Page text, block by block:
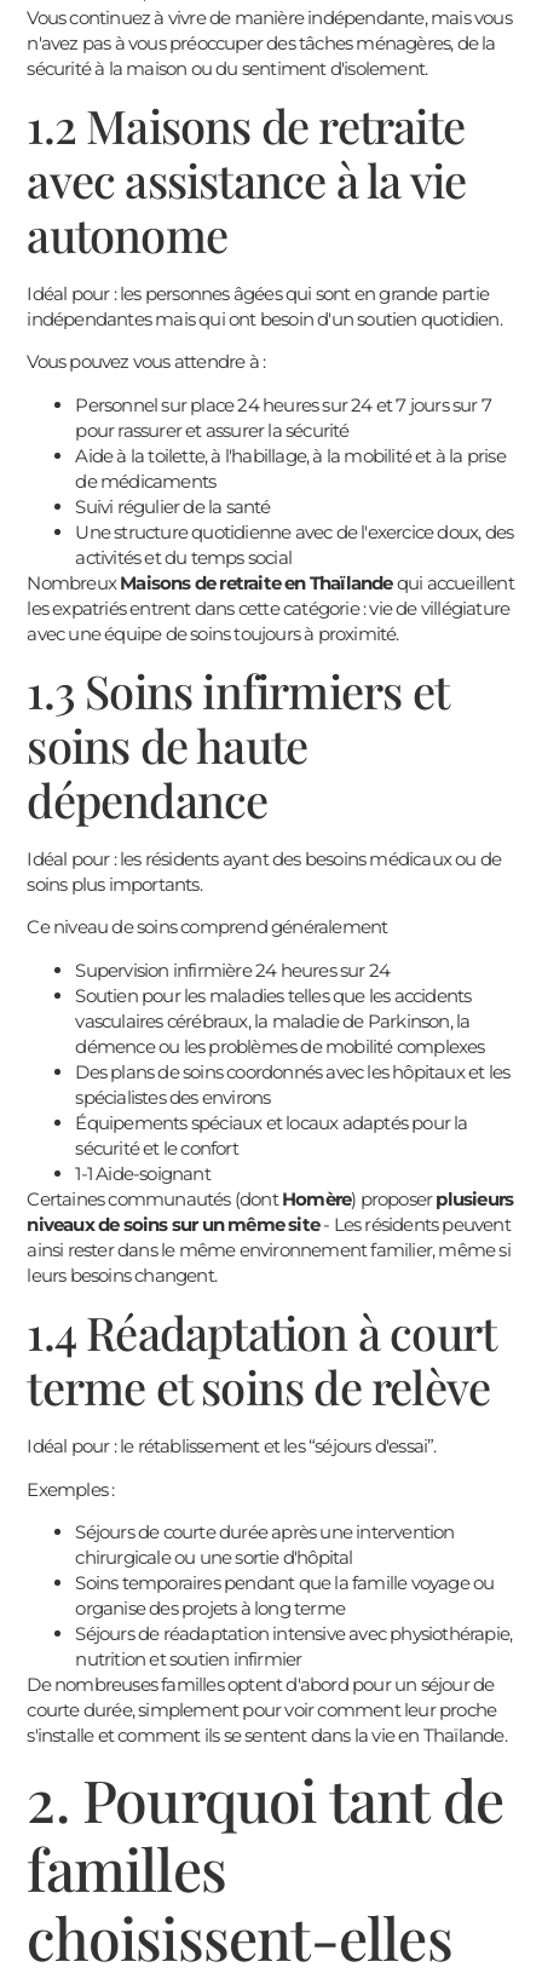
Vous continuez à vivre de manière indépendante, mais vous
n'avez pas à vous préoccuper des tâches ménagères, de la
sécurité à la maison ou du sentiment d'isolement.
1.2 Maisons de retraite
avec assistance à la vie
autonome
Idéal pour : les personnes âgées qui sont en grande partie
indépendantes mais qui ont besoin d'un soutien quotidien.
Vous pouvez vous attendre à :
Personnel sur place 24 heures sur 24 et 7 jours sur 7
pour rassurer et assurer la sécurité
Aide à la toilette, à l'habillage, à la mobilité et à la prise
de médicaments
Suivi régulier de la santé
Une structure quotidienne avec de l'exercice doux, des
activités et du temps social
NombreuxMaisons de retraite en Thaïlandequi accueillent
les expatriés entrent dans cette catégorie : vie de villégiature
avec une équipe de soins toujours à proximité.
1.3 Soins infirmiers et
soins de haute
dépendance
Idéal pour : les résidents ayant des besoins médicaux ou de
soins plus importants.
Ce niveau de soins comprend généralement
Supervision infirmière 24 heures sur 24
Soutien pour les maladies telles que les accidents
vasculaires cérébraux, la maladie de Parkinson, la
démence ou les problèmes de mobilité complexes
Des plans de soins coordonnés avec les hôpitaux et les
spécialistes des environs
Équipements spéciaux et locaux adaptés pour la
sécurité et le confort
1-1 Aide-soignant
Certaines communautés (dontHomère) proposerplusieurs
niveaux de soins sur un même site- Les résidents peuvent
ainsi rester dans le même environnement familier, même si
leurs besoins changent.
1.4 Réadaptation à court
terme et soins de relève
Idéal pour : le rétablissement et les “séjours d'essai”.
Exemples :
Séjours de courte durée après une intervention
chirurgicale ou une sortie d'hôpital
Soins temporaires pendant que la famille voyage ou
organise des projets à long terme
Séjours de réadaptation intensive avec physiothérapie,
nutrition et soutien infirmier
De nombreuses familles optent d'abord pour un séjour de
courte durée, simplement pour voir comment leur proche
s'installe et comment ils se sentent dans la vie en Thaïlande.
2. Pourquoi tant de
familles
choisissent-elles